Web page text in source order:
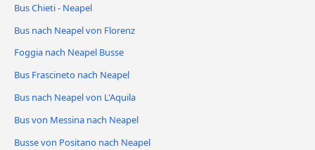
Bus Chieti - Neapel
Bus nach Neapel von Florenz
Foggia nach Neapel Busse
Bus Frascineto nach Neapel
Bus nach Neapel von L'Aquila
Bus von Messina nach Neapel
Busse von Positano nach Neapel